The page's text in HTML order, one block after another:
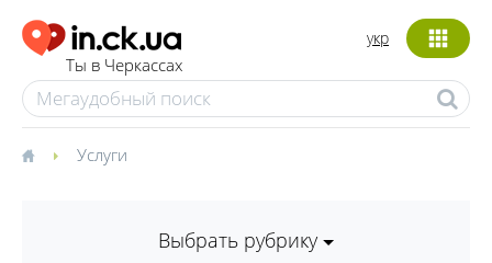
Ты в Черкассах
укр
Услуги
Выбрать рубрику